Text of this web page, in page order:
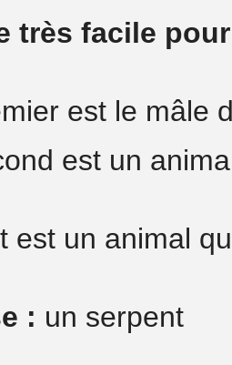
très facile
est le mâle
est un
est un animal
: un serpent